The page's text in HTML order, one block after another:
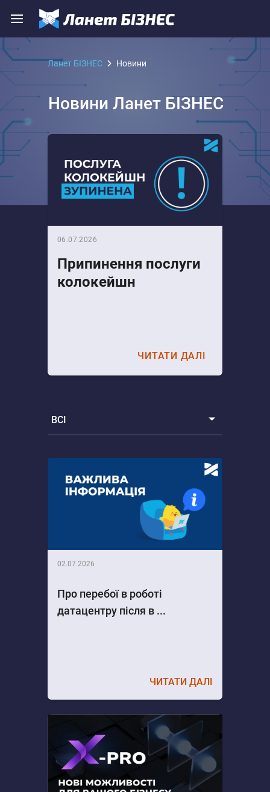
Ланет БІЗНЕС Новини
Новини Ланет БІЗНЕС
06.07.2026
Припинення послуги
колокейшн
ЧИТАТИ ДАЛІ
ВСІ
Новини
02.07.2026
Про перебої в роботі
датацентру після в ...
ЧИТАТИ ДАЛІ